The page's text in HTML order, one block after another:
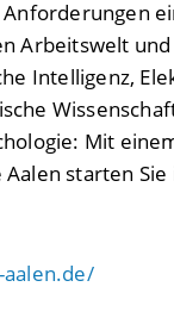
Arbeitswelt
Intelligenz,
Mit
starten Sie